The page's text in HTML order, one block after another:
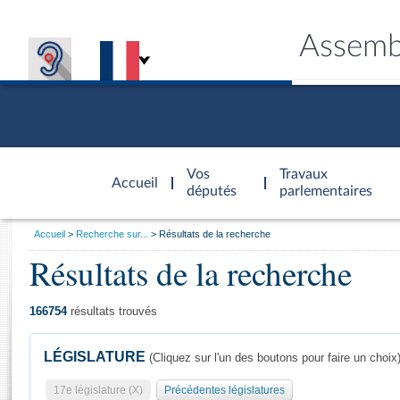
Accueil
d'accueil
Vos
députés
Travaux
parlementaires
Général
Vous
Accueil Recherche sur... Résultats de la recherche
Résultats de la recherche
166754résultats trouvés
LÉGISLATURE (Cliquez sur l'un des boutons pour faire un choix)
17e législature (X) Précédentes législatures